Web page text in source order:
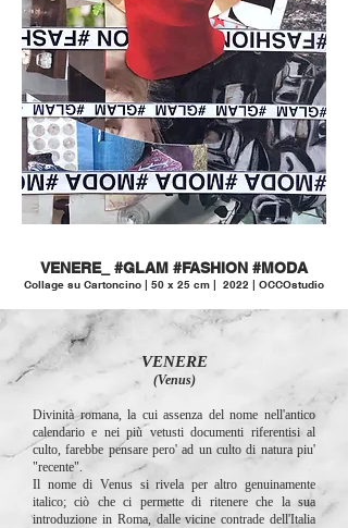
VENERE_ #GLAM #FASHION #MODA
Collage su Cartoncino | 50 x 25 cm | 2022 | OCCOstudio
VENERE
(Venus)
Divinità romana, la cui assenza del nome nell'antico
calendario e nei più vetusti documenti riferentisi al
culto, farebbe pensare pero' ad un culto di natura piu'
"recente".
Il nome di Venus si rivela per altro genuinamente
italico; ciò che ci permette di ritenere che la sua
introduzione in Roma, dalle vicine contrade dell'Italia